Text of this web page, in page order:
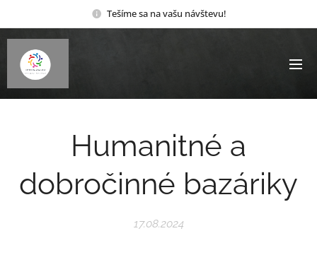
Tešíme sa na vašu návštevu!
Humanitné a
dobročinné bazáriky
17.08.2024